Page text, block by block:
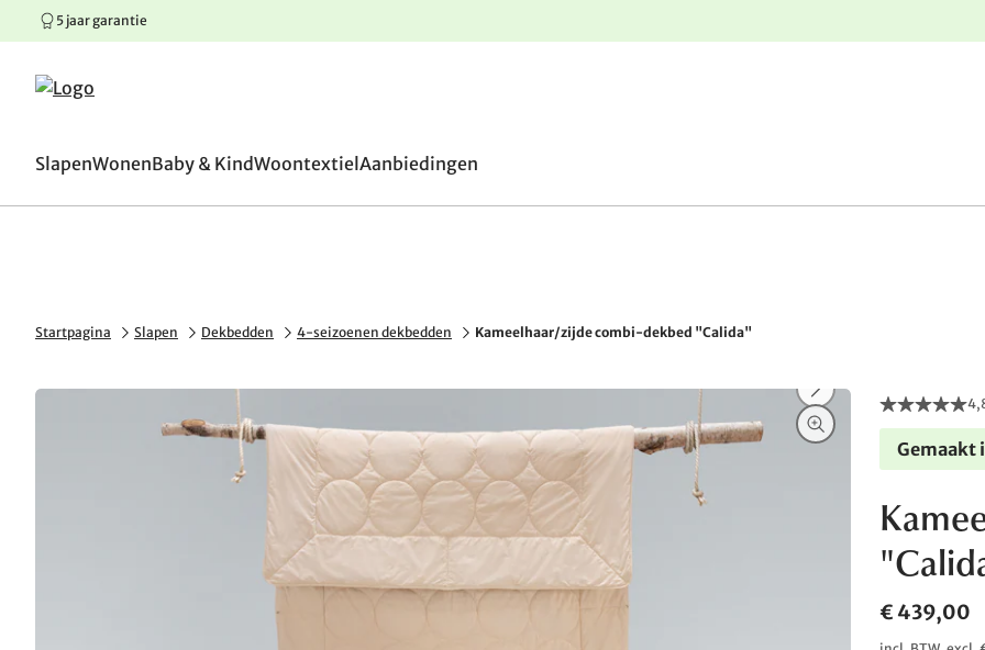
Springen naar hoofdinhoud
Springen naar hoofdnavigatie
Springen naar voettekst
5 jaar garantie
SlapenWonenBaby & KindWoontextiel Aanbiedingen
Startpagina Slapen Dekbedden 4-seizoenen dekbedden Kameelhaar/zijde combi-dekbed "Calida"
Gemaakt
€ 439,00